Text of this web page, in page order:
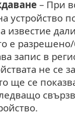
– При
устройство
известие дали
е
запис в
не се
ще се